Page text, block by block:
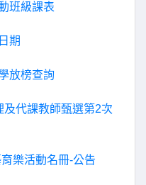
班級課表
期
放榜查詢
代課教師甄選第2次
樂活動名冊-公告